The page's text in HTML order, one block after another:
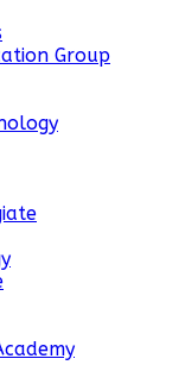
Group